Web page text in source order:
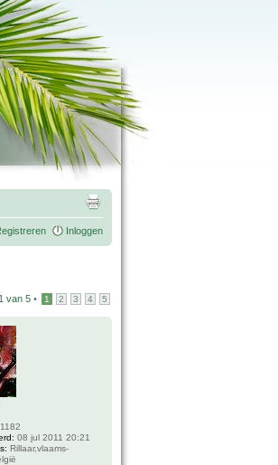
Inloggen
1 van 5 • 1 2 3 4 5
1182
08 jul 2011 20:21
Rillaar,vlaams-